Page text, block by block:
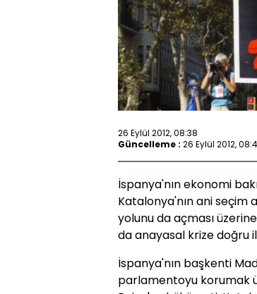
26 Eylül 2012, 08:38
Güncelleme : 26 Eylül 2012,
İspanya'nın ekonomi
Katalonya'nın ani seçim
yolunu da açması
da anayasal krize doğru
İspanya'nın başkenti
parlamentoyu korumak